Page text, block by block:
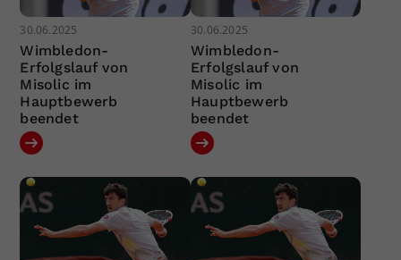
30.06.2025
Wimbledon-
Erfolgslauf von
Misolic im
Hauptbewerb
beendet
30.06.2025
Wimbledon-
Erfolgslauf von
Misolic im
Hauptbewerb
beendet